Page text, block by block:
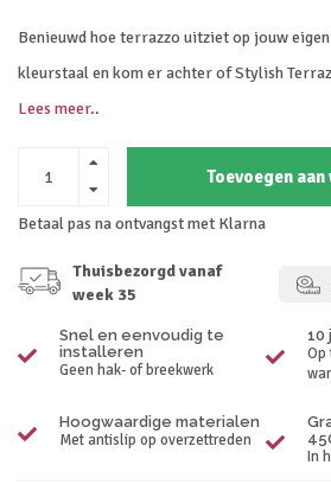
Benieuwd hoe terrazzo uitziet op jouw
kleurstaal en kom er achter of Stylish
Lees meer..
Toevoegen
Betaal pas na ontvangst met Klarna
Thuisbezorgd vanaf
week 35
Snel en eenvoudig te
installeren
Geen hak- of breekwerk
10
Op
Hoogwaardige materialen
Met antislip op overzettreden
In